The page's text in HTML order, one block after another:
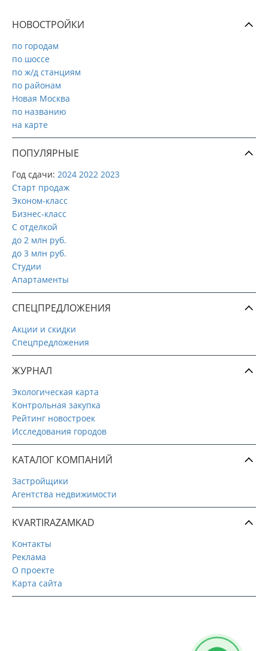
НОВОСТРОЙКИ
по городам
по шоссе
по ж/д станциям
по районам
Новая Москва
по названию
на карте
ПОПУЛЯРНЫЕ
Год сдачи: 2024 2022 2023
Старт продаж
Эконом-класс
Бизнес-класс
С отделкой
до 2 млн руб.
до 3 млн руб.
Студии
Апартаменты
СПЕЦПРЕДЛОЖЕНИЯ
Акции и скидки
Спецпредложения
ЖУРНАЛ
Экологическая карта
Контрольная закупка
Рейтинг новостроек
Исследования городов
КАТАЛОГ КОМПАНИЙ
Застройщики
Агентства недвижимости
KVARTIRAZAMKAD
Контакты
Реклама
О проекте
Карта сайта